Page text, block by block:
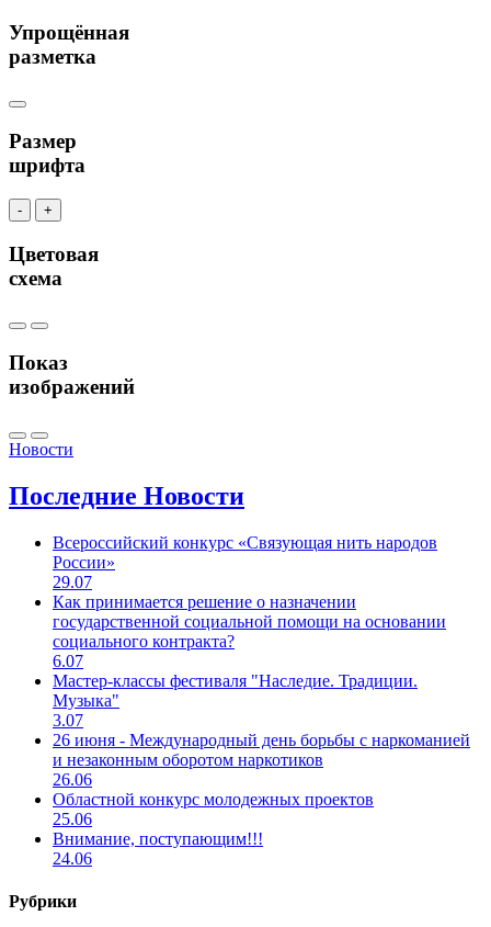
Упрощённая
разметка
Размер
шрифта
- +
Цветовая
схема
Показ
изображений
Новости
Последние Новости
Всероссийский конкурс «Связующая нить народов
России»
29.07
Как принимается решение о назначении
государственной социальной помощи на основании
социального контракта?
6.07
Мастер-классы фестиваля "Наследие. Традиции.
Музыка"
3.07
26 июня - Международный день борьбы с наркоманией
и незаконным оборотом наркотиков
26.06
Областной конкурс молодежных проектов
25.06
Внимание, поступающим!!!
24.06
Рубрики